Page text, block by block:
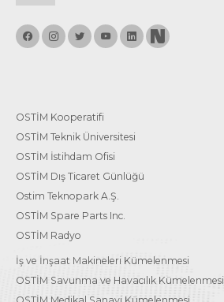
OSTİM Kooperatifi
OSTİM Teknik Üniversitesi
OSTİM İstihdam Ofisi
OSTİM Dış Ticaret Günlüğü
Ostim Teknopark A.Ş.
OSTİM Spare Parts Inc.
OSTİM Radyo
İş ve İnşaat Makineleri Kümelenmesi
OSTİM Savunma ve Havacılık Kümelenmesi